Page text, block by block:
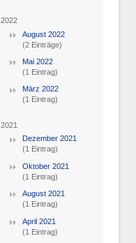
2022
August 2022
(2 Einträge)
Mai 2022
(1 Eintrag)
März 2022
(1 Eintrag)
2021
Dezember 2021
(1 Eintrag)
Oktober 2021
(1 Eintrag)
August 2021
(1 Eintrag)
April 2021
(1 Eintrag)